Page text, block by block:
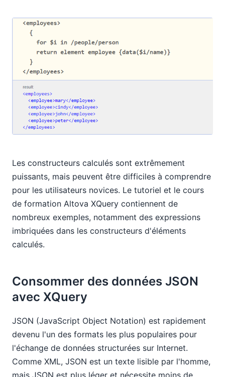
Les constructeurs calculés sont extrêmement
puissants, mais peuvent être difficiles à comprendre
pour les utilisateurs novices. Le tutoriel et le cours
de formation Altova XQuery contiennent de
nombreux exemples, notamment des expressions
imbriquées dans les constructeurs d'éléments
calculés.
Consommer des données JSON
avec XQuery
JSON (JavaScript Object Notation) est rapidement
devenu l'un des formats les plus populaires pour
l'échange de données structurées sur Internet.
Comme XML, JSON est un texte lisible par l'homme,
mais JSON est plus léger et nécessite moins de